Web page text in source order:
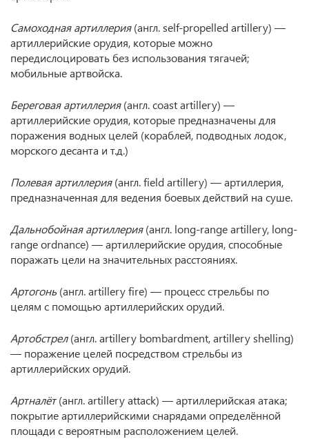
Самоходная артиллерия(англ. self-propelled artillery) —
артиллерийские орудия, которые можно
передислоцировать без использования тягачей;
мобильные артвойска.
Береговая артиллерия(англ. coast artillery) —
артиллерийские орудия, которые предназначены для
поражения водных целей (кораблей, подводных лодок,
морского десанта и т.д.)
Полевая артиллерия(англ. field artillery) — артиллерия,
предназначенная для ведения боевых действий на суше.
Дальнобойная артиллерия(англ. long-range artillery, long-
range ordnance) — артиллерийские орудия, способные
поражать цели на значительных расстояниях.
Артогонь (англ. artillery fire) — процесс стрельбы по
целям с помощью артиллерийских орудий.
Артобстрел(англ. artillery bombardment, artillery shelling)
— поражение целей посредством стрельбы из
артиллерийских орудий.
Артналёт(англ. artillery attack) — артиллерийская атака;
покрытие артиллерийскими снарядами определённой
площади с вероятным расположением целей.